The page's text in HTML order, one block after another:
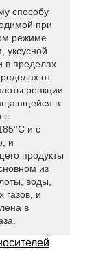
способу
при
режиме
уксусной
в пределах
от
реакции
в
с
и с
и
продукты
из
воды,
газов, и
в